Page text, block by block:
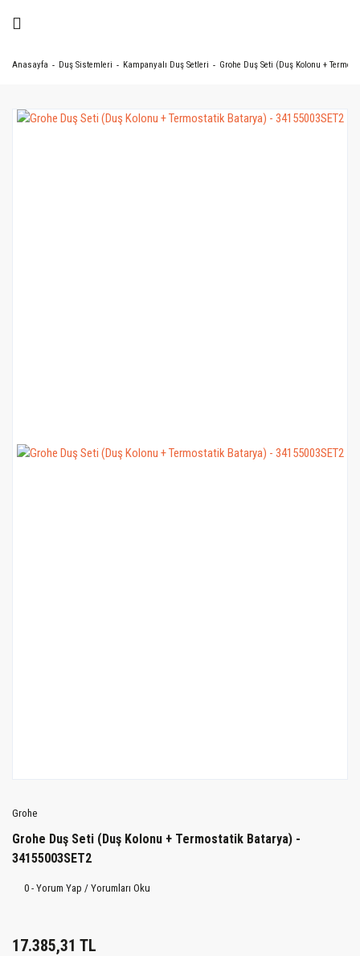
Anasayfa Duş Sistemleri Kampanyalı Duş Setleri Grohe Duş Seti (Duş Kolonu +
Grohe
Grohe Duş Seti (Duş Kolonu + Termostatik Batarya) -
34155003SET2
0 - Yorum Yap / Yorumları Oku
17.385,31 TL